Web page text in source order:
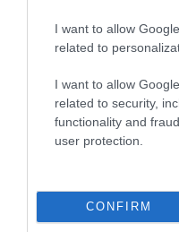
I want to allow
related to
I want to allow
related to security,
functionality and
user protection.
CONFIRM
«Οι εντελώς
τα ζώα που
Αττικής (φωτο)